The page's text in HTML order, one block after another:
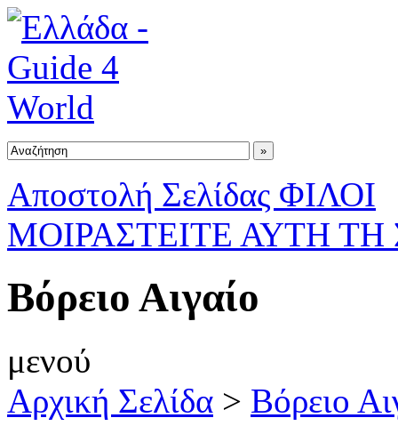
Αποστολή Σελίδας ΦΙΛΟΙ
ΜΟΙΡΑΣΤΕΙΤΕ ΑΥΤΗ ΤΗ
Βόρειο Αιγαίο
μενού
Αρχική Σελίδα > Βόρειο